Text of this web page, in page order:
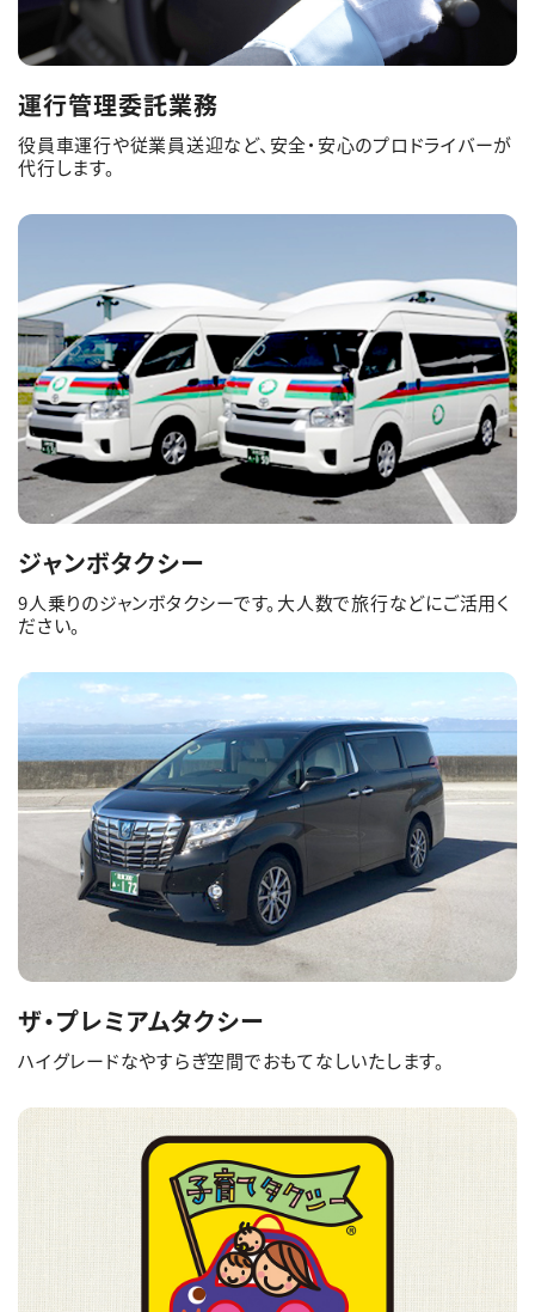
運行管理委託業務
役員車運行や従業員送迎など、安全・安心のプロドライバーが
代行します。
ジャンボタクシー
9人乗りのジャンボタクシーです。大人数で旅行などにご活用く
ださい。
ザ・プレミアムタクシー
ハイグレードなやすらぎ空間でおもてなしいたします。